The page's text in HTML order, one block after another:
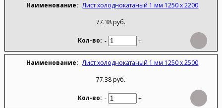
Лист холоднокатаный 1 мм 1250 х 2200
77.38 руб.
- +
Лист холоднокатаный 1 мм 1250 х 2500
77.38 руб.
- +